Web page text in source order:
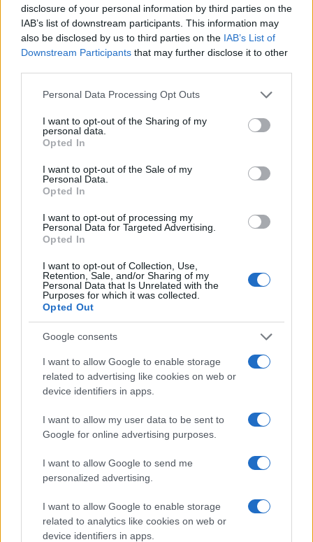
disclosure of your personal information by third parties on the
IAB’s list of downstream participants. This information may
also be disclosed by us to third parties on the IAB’s List of
Downstream Participants that may further disclose it to other
Please note that this website/app uses one or more Google
not limited to your visit or usage behaviour. You may click to
grant or deny consent to Google and its third-party tags to
use your data for below specified purposes in below Google
consent section.
Personal Data Processing Opt Outs
I want to opt-out of the Sharing of my
personal data.
Opted In
I want to opt-out of the Sale of my
Personal Data.
Opted In
I want to opt-out of processing my
Personal Data for Targeted Advertising.
Opted In
I want to opt-out of Collection, Use,
Retention, Sale, and/or Sharing of my
Personal Data that Is Unrelated with the
Purposes for which it was collected.
Opted Out
Google consents
I want to allow Google to enable storage
related to advertising like cookies on web or
device identifiers in apps.
I want to allow my user data to be sent to
Google for online advertising purposes.
I want to allow Google to send me
personalized advertising.
I want to allow Google to enable storage
related to analytics like cookies on web or
device identifiers in apps.
Continue lendo
Crescimento de 131% nos investimentos imobiliários em São
Paulo entre 2026 e 2026
Rafael Oliveira · 8 ago 2026
INVESTIMENTOS
Preparação do turismo para o Super El Niño: estratégias e
desafios